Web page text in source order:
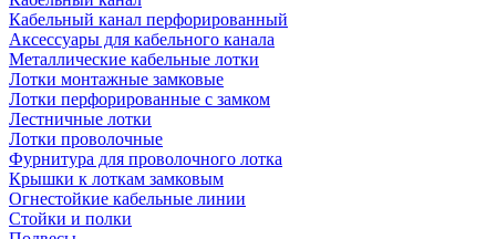
Кабельный канал перфорированный
Аксессуары для кабельного канала
Металлические кабельные лотки
Лотки монтажные замковые
Лотки перфорированные с замком
Лестничные лотки
Лотки проволочные
Фурнитура для проволочного лотка
Крышки к лоткам замковым
Огнестойкие кабельные линии
Стойки и полки